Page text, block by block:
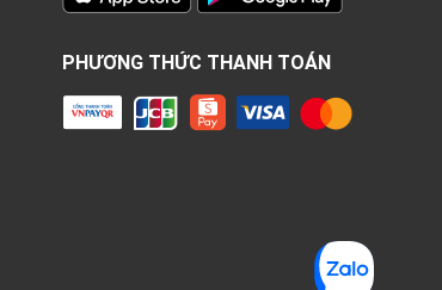
PHƯƠNG THỨC THANH TOÁN